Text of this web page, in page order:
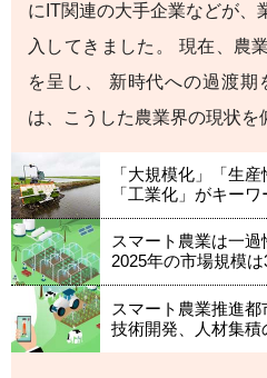
にIT関連の大手企業などが、
入してきました。
現在、農
を呈し、
新時代への過渡期
は、こうした農業界の現状を
「大規模化」「生産
「工業化」がキーワ
スマート農業は一過
2025年の市場規模は
スマート農業推進都
技術開発、人材集積